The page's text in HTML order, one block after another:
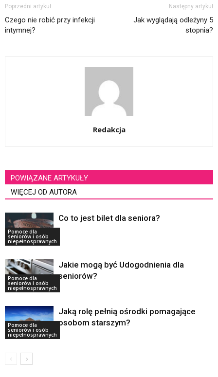
Poprzedni artykuł
Czego nie robić przy infekcji
intymnej?
Następny artykuł
Jak wyglądają odleżyny 5
stopnia?
Redakcja
POWIĄZANE ARTYKUŁY
WIĘCEJ OD AUTORA
Pomoce dla
seniorów i osób
niepełnosprawnych
Co to jest bilet dla seniora?
Pomoce dla
seniorów i osób
niepełnosprawnych
Jakie mogą być Udogodnienia dla
seniorów?
Pomoce dla
seniorów i osób
niepełnosprawnych
Jaką rolę pełnią ośrodki pomagające
osobom starszym?